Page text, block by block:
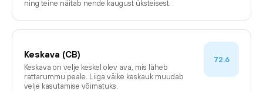
ning teine näitab nende kaugust üksteisest.
Keskava (CB)
Keskava on velje keskel olev ava, mis läheb
rattarummu peale. Liiga väike keskauk muudab
velje kasutamise võimatuks.
72.6